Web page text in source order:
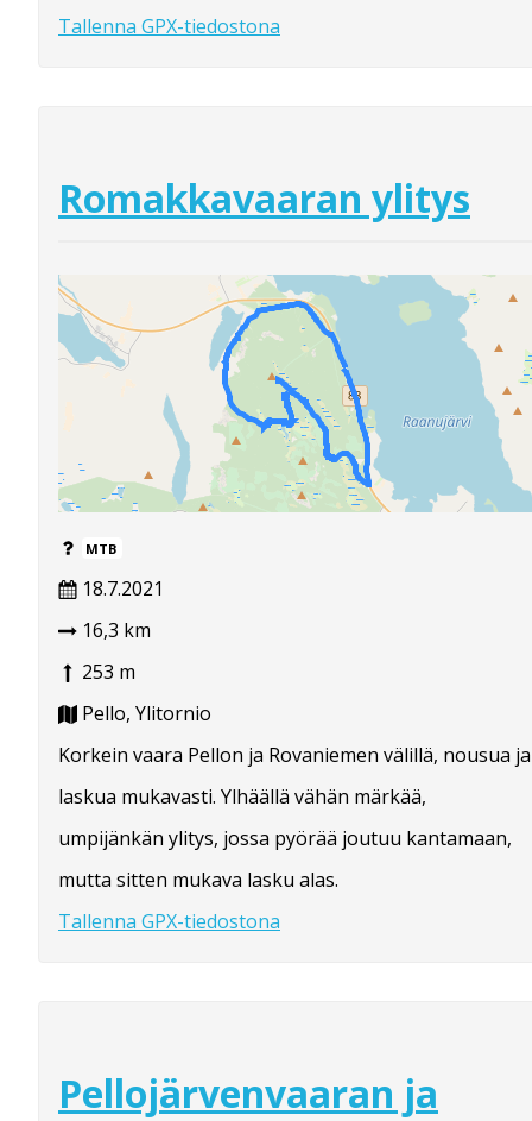
Tallenna GPX-tiedostona
Romakkavaaran ylitys
MTB
18.7.2021
16,3 km
253 m
Pello, Ylitornio
Korkein vaara Pellon ja Rovaniemen välillä, nousua ja
laskua mukavasti. Ylhäällä vähän märkää,
umpijänkän ylitys, jossa pyörää joutuu kantamaan,
mutta sitten mukava lasku alas.
Tallenna GPX-tiedostona
Pellojärvenvaaran ja